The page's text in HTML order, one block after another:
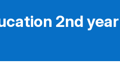
2nd